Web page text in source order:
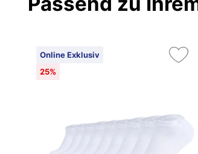
Online Exklusiv
25%